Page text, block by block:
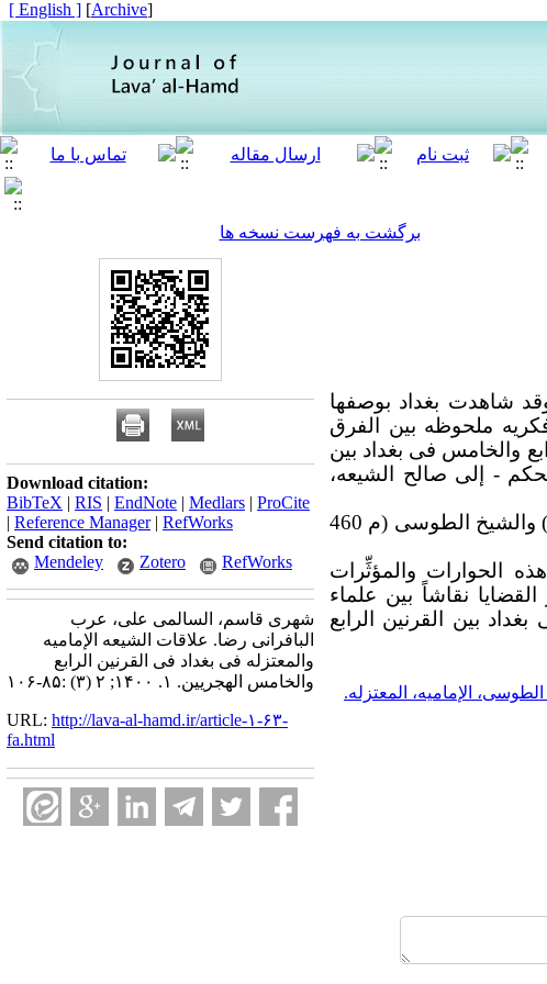
[
Archive
]
[ English ]
برگشت به فهرست نسخه ها
شاهدت بغداد بوصفها
ملحوظه بین الفرق
والخامس فی بغداد بین
- إلی صالح الشیعه،
وعلی هذا الصعید کانت حوارات الشیخ المفید (م 413 ق) والسیّد المرتضی (م 436 ق) والشیخ الطوسی (م 460
الحوارات والمؤثِّرات
نقاشاً بین علماء
بغداد بین
القرنین الرابع
الإمامیه، المعتزله.
Download citation:
BibTeX | RIS | EndNote | Medlars | ProCite
| Reference Manager| RefWorks
Send citation to:
Mendeley
Zotero RefWorks
شهری قاسم، السالمی علی، عرب
البافرانی رضا. علاقات الشیعه الإمامیه
والمعتزله فی بغداد فی القرنین الرابع
والخامس الهجریین. ۱. ۱۴۰۰; ۲ (۳) :۸۵-۱۰۶
URL: http://lava-al-hamd.ir/article-۱-۶۳-
fa.html